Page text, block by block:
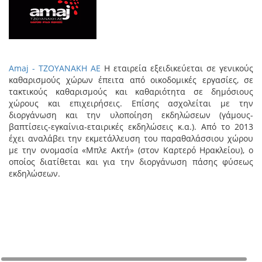
Amaj - TZOYANAKH AE Η εταιρεία εξειδικεύεται σε γενικούς
καθαρισμούς χώρων έπειτα από οικοδομικές εργασίες, σε
τακτικούς καθαρισμούς και καθαριότητα σε δημόσιους
χώρους και επιχειρήσεις. Επίσης ασχολείται με την
διοργάνωση και την υλοποίηση εκδηλώσεων (γάμους-
βαπτίσεις-εγκαίνια-εταιρικές εκδηλώσεις κ.α.). Από το 2013
έχει αναλάβει την εκμετάλλευση του παραθαλάσσιου χώρου
με την ονομασία «Μπλε Ακτή» (στον Καρτερό Ηρακλείου), ο
οποίος διατίθεται και για την διοργάνωση πάσης φύσεως
εκδηλώσεων.